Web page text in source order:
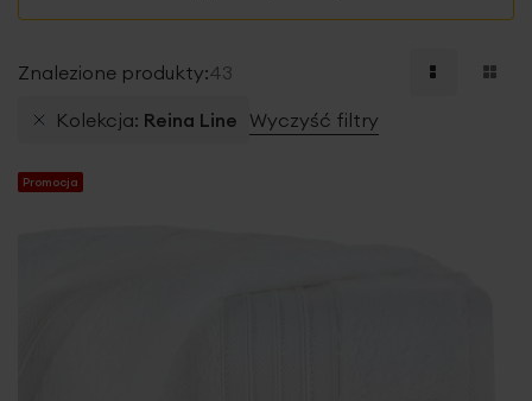
Znalezione produkty:43
Kolekcja Reina Line Wyczyść filtry
Promocja